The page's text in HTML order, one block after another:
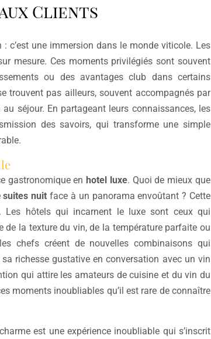
Clients
c’est une immersion dans le monde viticole. Les
mesure. Ces moments privilégiés sont souvent
ou des avantages club dans certains
trouvent pas ailleurs, souvent accompagnés par
séjour. En partageant leurs connaissances, les
des savoirs, qui transforme une simple
gastronomique enhotel luxe. Quoi de mieux que
suites nuit face à un panorama envoûtant ? Cette
Les hôtels qui incarnent le luxe sont ceux qui
de la texture du vin, de la température parfaite ou
chefs créent de nouvelles combinaisons qui
richesse gustative en conversation avec un vin
qui attire les amateurs de cuisine et du vin du
moments inoubliables qu’il est rare de connaître
est une expérience inoubliable qui s’inscrit